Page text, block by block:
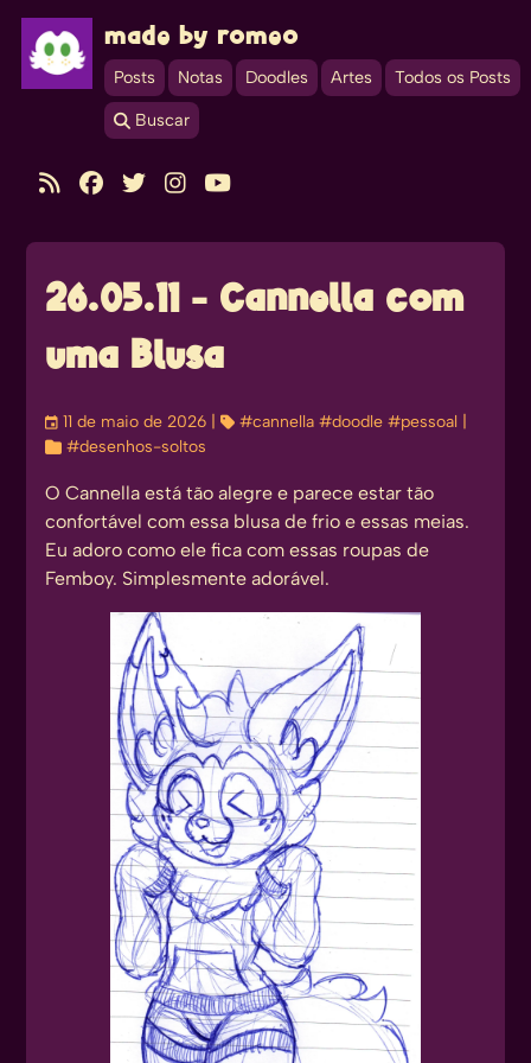
made by romeo
Posts Notas Doodles Artes Todos os Posts
 Buscar
    
26.05.11 - Cannella com
uma Blusa
󰃭 11 de maio de 2026 | #cannella #doodle #pessoal
#desenhos-soltos
O Cannella está tão alegre e parece estar tão
confortável com essa blusa de frio e essas meias.
Eu adoro como ele fica com essas roupas de
Femboy. Simplesmente adorável.